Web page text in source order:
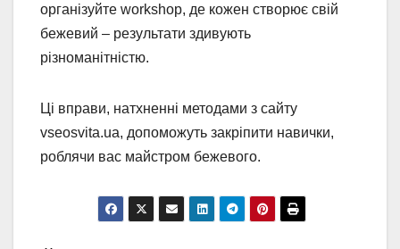
організуйте workshop, де кожен створює свій
бежевий – результати здивують
різноманітністю.
Ці вправи, натхненні методами з сайту
vseosvita.ua, допоможуть закріпити навички,
роблячи вас майстром бежевого.